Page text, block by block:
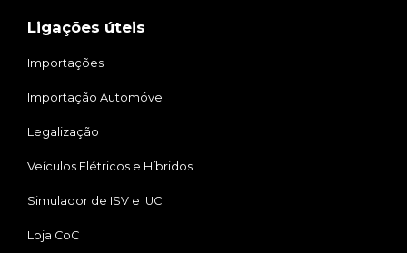
Ligações úteis
Importações
Importação Automóvel
Legalização
Veículos Elétricos e Híbridos
Simulador de ISV e IUC
Loja CoC